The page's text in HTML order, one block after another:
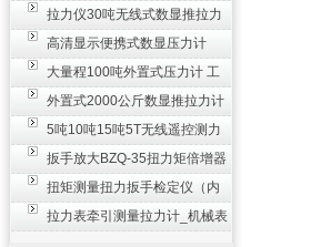
手 2000N,m力矩扳手价格
拉力仪30吨无线式数显推拉力
计 数字显示测力计80T
高清显示便携式数显压力计
300N500n_手持电子测力计
大量程100吨外置式压力计 工
业用数显测力计价格
外置式2000公斤数显推拉力计
_数字拉力压力测试仪
5吨10吨15吨5T无线遥控测力
计_带遥控电子拉力计数显式
扳手放大BZQ-35扭力矩倍增器
_3500牛米扭力倍力器仪
扭矩测量扭力扳手检定仪（内
置打印） 扭矩检验仪器
拉力表牵引测量拉力计_机械表